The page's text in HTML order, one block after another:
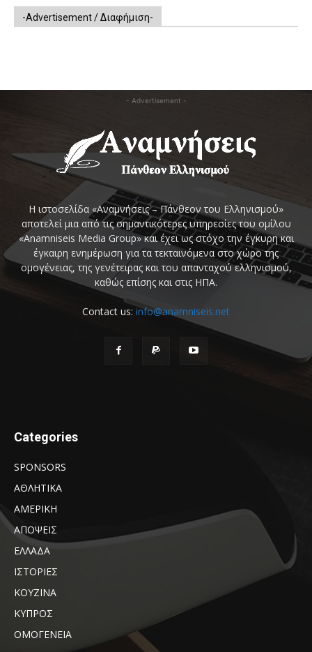
-Advertisement / Διαφήμιση-
- Advertisement -
Η ιστοσελίδα «Αναμνήσεις – Πάνθεον του Ελληνισμού»
αποτελεί μια από τις σημαντικότερες υπηρεσίες του ομίλου
«Anamniseis Media Group» και έχει ως στόχο την έγκυρη και
έγκαιρη ενημέρωση για τα τεκταινόμενα στο χώρο της
ομογένειας, της γενέτειρας και του απανταχού ελληνισμού,
καθώς επίσης και στις ΗΠΑ.
Contact us: info@anamniseis.net
Categories
SPONSORS
ΑΘΛΗΤΙΚΑ
ΑΜΕΡΙΚΗ
ΑΠΟΨΕΙΣ
ΕΛΛΑΔΑ
ΙΣΤΟΡΙΕΣ
ΚΟΥΖΙΝΑ
ΚΥΠΡΟΣ
ΟΜΟΓΕΝΕΙΑ